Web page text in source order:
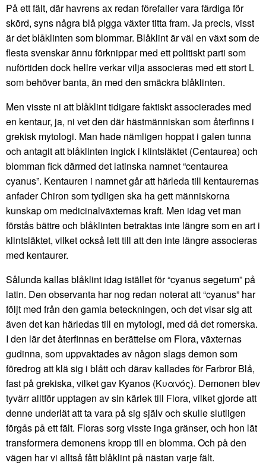
På ett fält, där havrens ax redan förefaller vara färdiga för
skörd, syns några blå pigga växter titta fram. Ja precis, visst
är det blåklinten som blommar. Blåklint är väl en växt som de
flesta svenskar ännu förknippar med ett politiskt parti som
nuförtiden dock hellre verkar vilja associeras med ett stort L
som behöver banta, än med den smäckra blåklinten.
Men visste ni att blåklint tidigare faktiskt associerades med
en kentaur, ja, ni vet den där hästmänniskan som återfinns i
grekisk mytologi. Man hade nämligen hoppat i galen tunna
och antagit att blåklinten ingick i klintsläktet (Centaurea) och
blomman fick därmed det latinska namnet “centaurea
cyanus”. Kentauren i namnet går att härleda till kentaurernas
anfader Chiron som tydligen ska ha gett människorna
kunskap om medicinalväxternas kraft. Men idag vet man
förstås bättre och blåklinten betraktas inte längre som en art i
klintsläktet, vilket också lett till att den inte längre associeras
med kentaurer.
Sålunda kallas blåklint idag istället för “cyanus segetum” på
latin. Den observanta har nog redan noterat att “cyanus” har
följt med från den gamla beteckningen, och det visar sig att
även det kan härledas till en mytologi, med då det romerska.
I den lär det återfinnas en berättelse om Flora, växternas
gudinna, som uppvaktades av någon slags demon som
föredrog att klä sig i blått och därav kallades för Farbror Blå,
fast på grekiska, vilket gav Kyanos (Κυανός). Demonen blev
tyvärr alltför upptagen av sin kärlek till Flora, vilket gjorde att
denne underlät att ta vara på sig själv och skulle slutligen
förgås på ett fält. Floras sorg visste inga gränser, och hon lät
transformera demonens kropp till en blomma. Och på den
vägen har vi alltså fått blåklint på nästan varje fält.